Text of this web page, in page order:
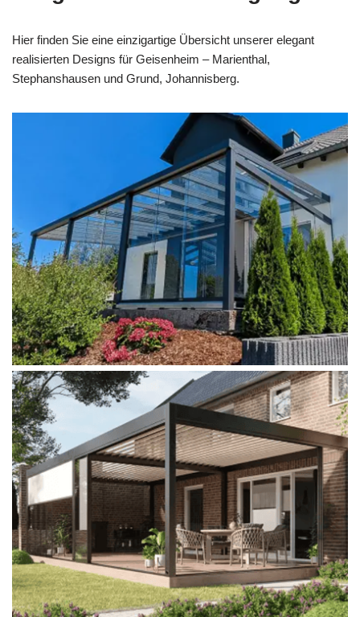
Hier finden Sie eine einzigartige Übersicht unserer elegant
realisierten Designs für Geisenheim – Marienthal,
Stephanshausen und Grund, Johannisberg.